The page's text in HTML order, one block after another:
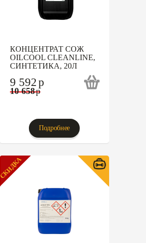
КОНЦЕНТРАТ СОЖ
OILCOOL CLEANLINE,
СИНТЕТИКА, 20Л
9 592p
10 658p
Подробнее
СКИДКА